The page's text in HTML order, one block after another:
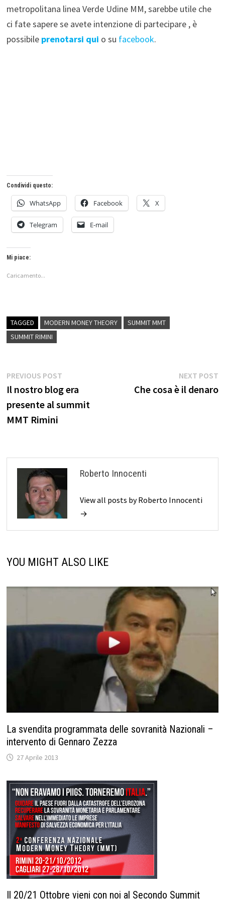
metropolitana linea Verde Udine MM, sarebbe utile che
ci fate sapere se avete intenzione di partecipare , è
possibile prenotarsi qui o su facebook.
Condividi questo:
WhatsApp Facebook X
Telegram E-mail
Mi piace:
Caricamento...
TAGGED MODERN MONEY THEORY
SUMMIT MMT
SUMMIT RIMINI
Navigazione
articoli
PREVIOUS POSTPrevious
post:
Il nostro blog era
presente al summit
MMT Rimini
NEXT POST
Che cosa è il denaro
Roberto Innocenti
View all posts by Roberto Innocenti
→
YOU MIGHT ALSO LIKE
La svendita programmata delle sovranità Nazionali –
intervento di Gennaro Zezza
27 Aprile 2013
Il 20/21 Ottobre vieni con noi al Secondo Summit